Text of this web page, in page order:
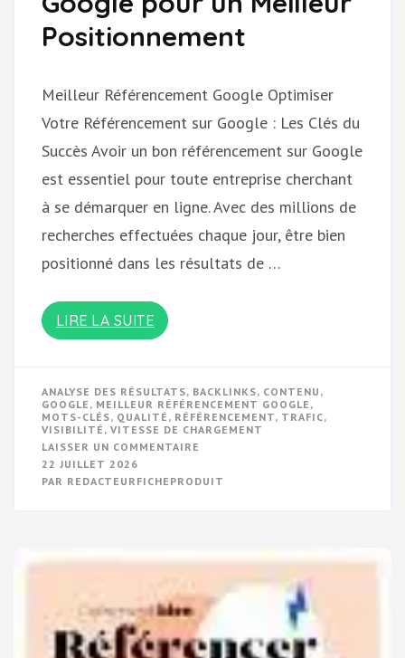
Positionnement
Meilleur Référencement Google Optimiser
Votre Référencement sur Google : Les Clés du
Succès Avoir un bon référencement sur Google
est essentiel pour toute entreprise cherchant
à se démarquer en ligne. Avec des millions de
recherches effectuées chaque jour, être bien
positionné dans les résultats de …
LIRE LA SUITE
ANALYSE DES RÉSULTATS, BACKLINKS, CONTENU ,
GOOGLE , MEILLEUR RÉFÉRENCEMENT GOOGLE ,
MOTS-CLÉS, QUALITÉ , RÉFÉRENCEMENT, TRAFIC,
VISIBILITÉ , VITESSE DE CHARGEMENT
LAISSER UN COMMENTAIRE
RÉFÉRENCEMENT
POSITIONNEMENT
22 JUILLET 2026
PAR REDACTEURFICHEPRODUIT